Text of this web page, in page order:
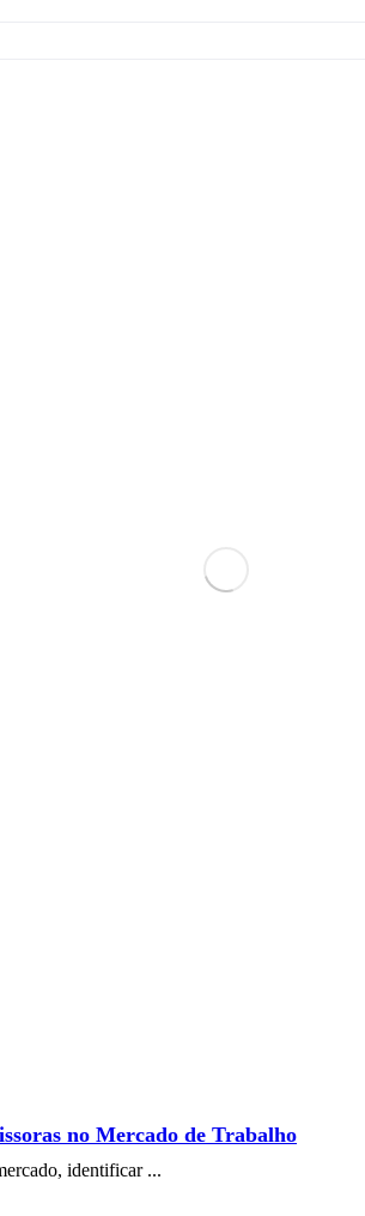
no Mercado de Trabalho
identificar ...